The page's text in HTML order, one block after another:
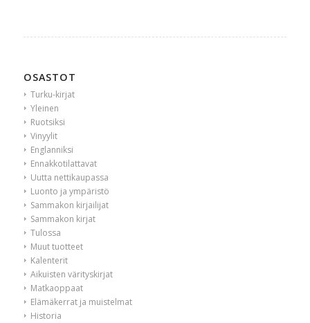
OSASTOT
Turku-kirjat
Yleinen
Ruotsiksi
Vinyylit
Englanniksi
Ennakkotilattavat
Uutta nettikaupassa
Luonto ja ympäristö
Sammakon kirjailijat
Sammakon kirjat
Tulossa
Muut tuotteet
Kalenterit
Aikuisten värityskirjat
Matkaoppaat
Elämäkerrat ja muistelmat
Historia